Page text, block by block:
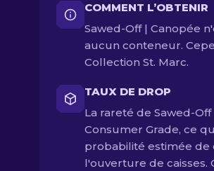
COMMENT L’OBTENIR
Sawed-Off | Canopée
aucun conteneur.
Collection St. Marc.
TAUX DE DROP
La rareté de Sawed-
Consumer Grade, ce
probabilité estimée de
l'ouverture de caisses.